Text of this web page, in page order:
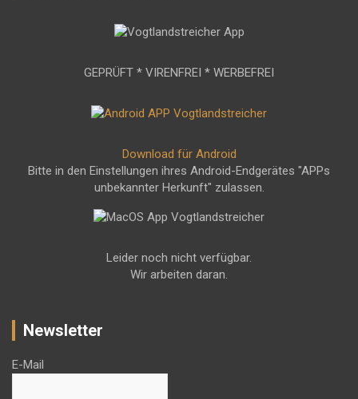
GEPRÜFT * VIRENFREI * WERBEFREI
Download für Android
Bitte in den Einstellungen ihres Android-Endgerätes "APPs
unbekannter Herkunft" zulassen.
Leider noch nicht verfügbar.
Wir arbeiten daran.
Newsletter
E-Mail